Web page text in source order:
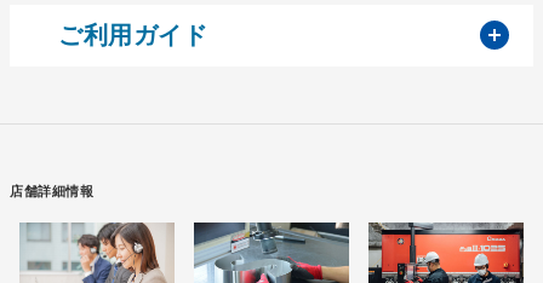
ご利用ガイド
店舗詳細情報